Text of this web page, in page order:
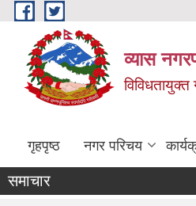
Skip to main content
व्यास
गृहपृष्ठ नगर परिचय
समाचार